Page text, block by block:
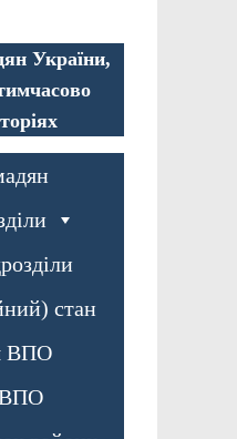
України,
стан
ВПО
ВПО